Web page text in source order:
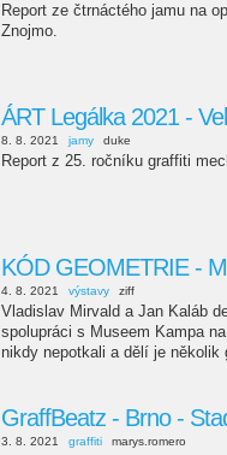
Report ze čtrnáctého jamu na
Znojmo.
ÁRT Legálka 2021 -
8. 8. 2021 jamy duke
Report z 25. ročníku graffiti
KÓD GEOMETRIE -
4. 8. 2021 výstavy ziff
Vladislav Mirvald a Jan Kaláb
spolupráci s Museem Kampa
nikdy nepotkali a dělí je
GraffBeatz - Brno -
3. 8. 2021 graffiti marys.romero